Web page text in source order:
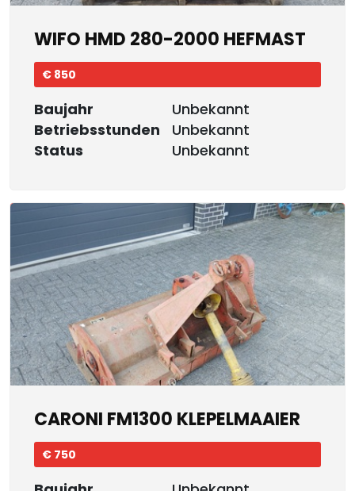
WIFO HMD 280-2000 HEFMAST
€ 850
Baujahr
Unbekannt
Betriebsstunden
Unbekannt
Status
Unbekannt
CARONI FM1300 KLEPELMAAIER
€ 750